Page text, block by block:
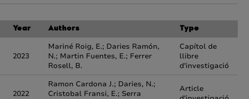
Year Authors Type
2023
Mariné Roig, E.; Daries Ramón,
N.; Martin Fuentes, E.; Ferrer
Rosell, B.
Capítol de
llibre
d'investigació
2022
Ramon Cardona J.; Daries, N.;
Cristobal Fransi, E.; Serra
Article